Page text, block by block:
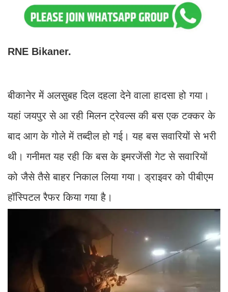
RNE Bikaner.
बीकानेर में अलसुबह दिल दहला देने वाला हादसा हो गया।
यहां जयपुर से आ रही मिलन ट्रेवल्स की बस एक टक्कर के
बाद आग के गोले में तब्दील हो गई। यह बस सवारियों से भरी
थी। गनीमत यह रही कि बस के इमरजेंसी गेट से सवारियों
को जैसे तैसे बाहर निकाल लिया गया। ड्राइवर को पीबीएम
हॉस्पिटल रैफर किया गया है।